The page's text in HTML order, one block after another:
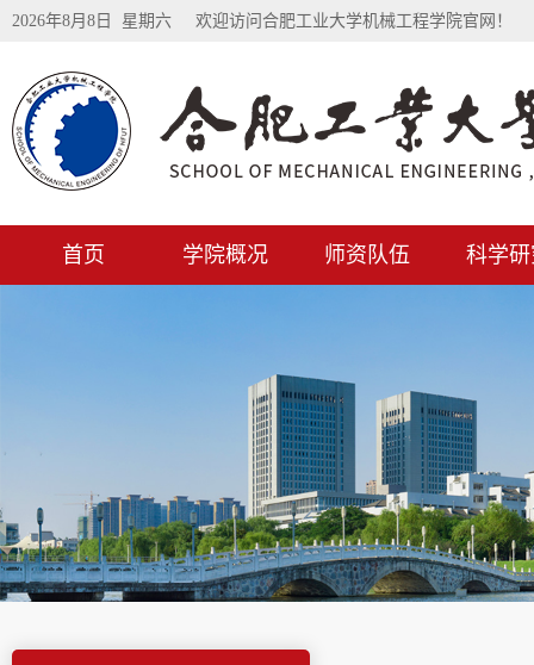
2026年8月8日 星期六 欢迎访问合肥工业大学机械工程学院官网！
首页 学院概况 师资队伍 科学